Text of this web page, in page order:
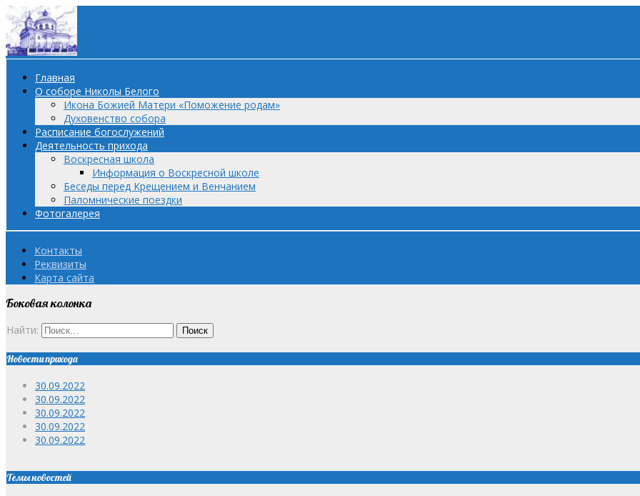
Главная
О соборе Николы Белого
Икона Божией Матери «Поможение родам»
Духовенство собора
Расписание богослужений
Деятельность прихода
Воскресная школа
Информация о Воскресной школе
Беседы перед Крещением и Венчанием
Паломнические поездки
Фотогалерея
Контакты
Реквизиты
Карта сайта
Боковая колонка
Найти:
Новости прихода
30.09.2022
30.09.2022
30.09.2022
30.09.2022
30.09.2022
Темы новостей